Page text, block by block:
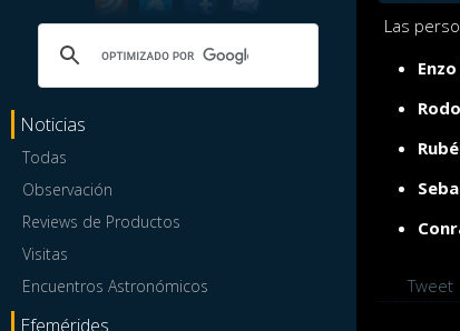
Noticias
Todas
Observación
Reviews de Productos
Visitas
Encuentros Astronómicos
Efemérides
Las
Tweet